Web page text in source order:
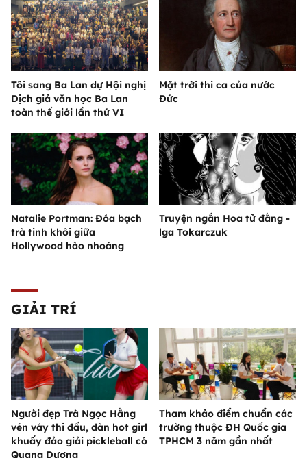
Tôi sang Ba Lan dự Hội nghị
Dịch giả văn học Ba Lan
toàn thế giới lần thứ VI
Mặt trời thi ca của nước
Đức
Natalie Portman: Đóa bạch
trà tinh khôi giữa
Hollywood hào nhoáng
Truyện ngắn Hoa tử đằng -
lga Tokarczuk
GIẢI TRÍ
Người đẹp Trà Ngọc Hằng
vén váy thi đấu, dàn hot girl
khuấy đảo giải pickleball có
Quang Dương
Tham khảo điểm chuẩn các
trường thuộc ĐH Quốc gia
TPHCM 3 năm gần nhất